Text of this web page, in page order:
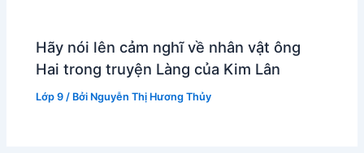
Hãy nói lên cảm nghĩ về nhân vật ông
Hai trong truyện Làng của Kim Lân
Lớp 9 / Bởi Nguyễn Thị Hương Thủy